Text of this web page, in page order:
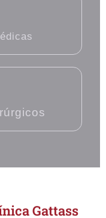
Gattass